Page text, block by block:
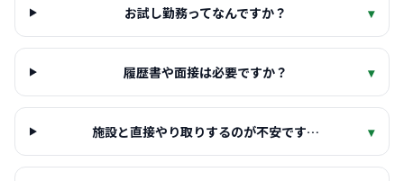
お試し勤務ってなんですか？ ▾
履歴書や面接は必要ですか？ ▾
施設と直接やり取りするのが不安です… ▾